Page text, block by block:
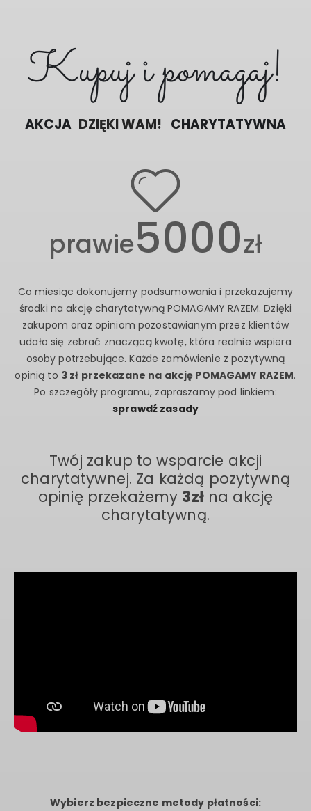
Kupuj i pomagaj!
AKCJA DZIĘKI WAM! CHARYTATYWNA
prawie5000zł
Co miesiąc dokonujemy podsumowania i przekazujemy
środki na akcję charytatywną POMAGAMY RAZEM. Dzięki
zakupom oraz opiniom pozostawianym przez klientów
udało się zebrać znaczącą kwotę, która realnie wspiera
osoby potrzebujące. Każde zamówienie z pozytywną
opinią to 3 zł przekazane na akcję POMAGAMY RAZEM.
Po szczegóły programu, zapraszamy pod linkiem:
sprawdź zasady
Twój zakup to wsparcie akcji
charytatywnej. Za każdą pozytywną
opinię przekażemy 3złna akcję
charytatywną.
Wybierz bezpieczne metody płatności: